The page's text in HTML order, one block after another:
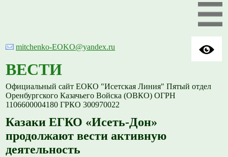
mitchenko-EOKO@yandex.ru
ВЕСТИ
Официальный сайт ЕОКО "Исетская Линия" Пятый отдел
Оренбургского Казачьего Войска (ОВКО) ОГРН
1106600004180 ГРКО 300970022
Казаки ЕГКО «Исеть-Дон»
продолжают вести активную
деятельность